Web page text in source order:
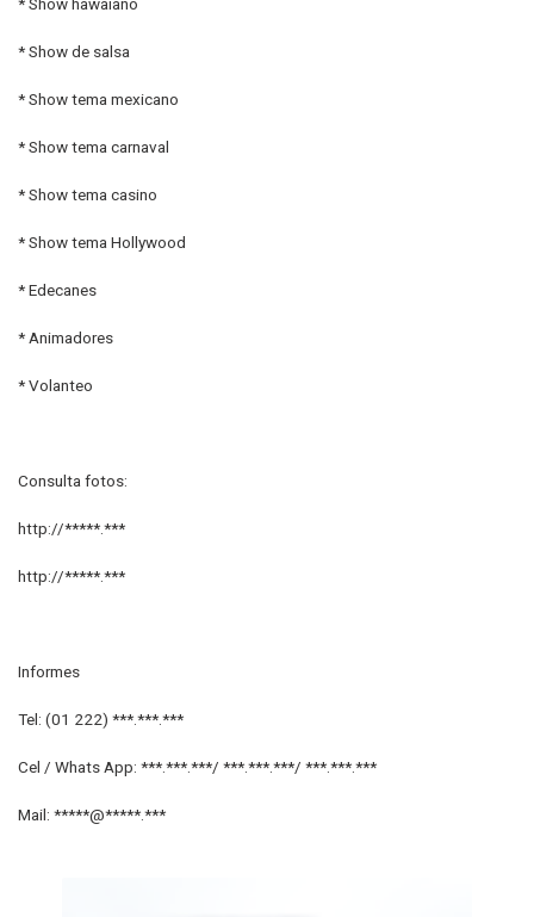
* Show de salsa
* Show tema mexicano
* Show tema carnaval
* Show tema casino
* Show tema Hollywood
* Edecanes
* Animadores
* Volanteo
Consulta fotos:
http://*****.***
http://*****.***
Informes
Tel: (01 222) ***.***.***
Cel / Whats App: ***.***.***/ ***.***.***/ ***.***.***
Mail: *****@*****.***